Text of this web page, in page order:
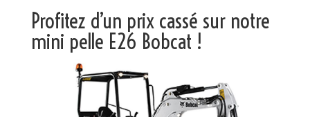
Profitez d’un prix cassé sur notre
mini pelle E26 Bobcat !